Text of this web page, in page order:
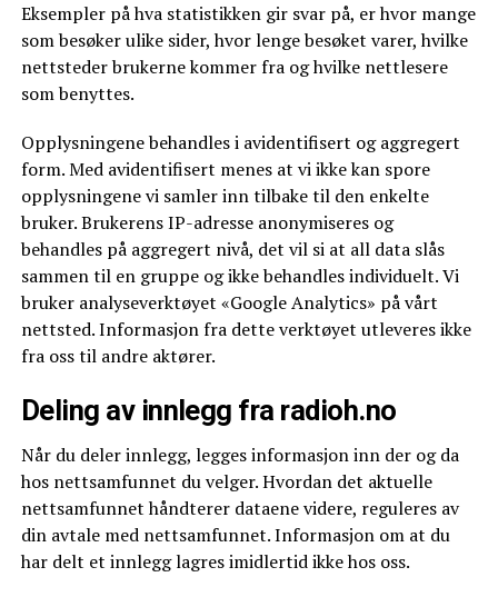
Eksempler på hva statistikken gir svar på, er hvor mange
som besøker ulike sider, hvor lenge besøket varer, hvilke
nettsteder brukerne kommer fra og hvilke nettlesere
som benyttes.
Opplysningene behandles i avidentifisert og aggregert
form. Med avidentifisert menes at vi ikke kan spore
opplysningene vi samler inn tilbake til den enkelte
bruker. Brukerens IP-adresse anonymiseres og
behandles på aggregert nivå, det vil si at all data slås
sammen til en gruppe og ikke behandles individuelt. Vi
bruker analyseverktøyet «Google Analytics» på vårt
nettsted. Informasjon fra dette verktøyet utleveres ikke
fra oss til andre aktører.
Deling av innlegg fra radioh.no
Når du deler innlegg, legges informasjon inn der og da
hos nettsamfunnet du velger. Hvordan det aktuelle
nettsamfunnet håndterer dataene videre, reguleres av
din avtale med nettsamfunnet. Informasjon om at du
har delt et innlegg lagres imidlertid ikke hos oss.